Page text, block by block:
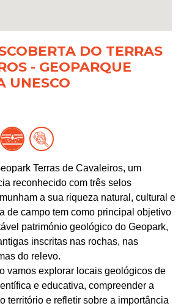
DO TERRAS
- GEOPARQUE
UNESCO
Terras de Cavaleiros, um
reconhecido com três selos
a sua riqueza natural, cultural e
de campo tem como principal objetivo
património geológico do Geopark,
inscritas nas rochas, nas
do relevo.
vamos explorar locais geológicos de
e educativa, compreender a
território e refletir sobre a importância